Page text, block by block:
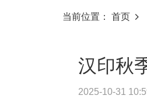
当前位置： 首页
汉印秋
2025-10-31